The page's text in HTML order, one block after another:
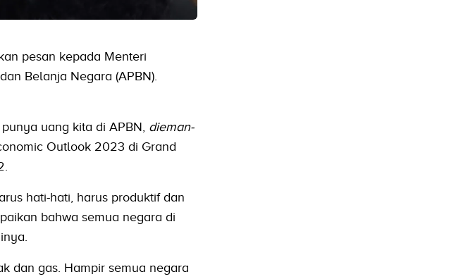
pesan kepada Menteri
Belanja Negara (APBN).
uang kita di APBN, dieman-
Outlook 2023 di Grand
hati-hati, harus produktif dan
bahwa semua negara di
dan gas. Hampir semua negara